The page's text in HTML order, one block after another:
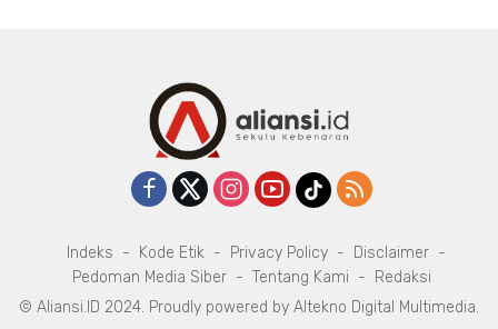
Indeks Kode Etik Privacy Policy
Disclaimer
Pedoman Media Siber
Tentang Kami
Redaksi
© Aliansi.ID 2024. Proudly powered by Altekno Digital Multimedia.